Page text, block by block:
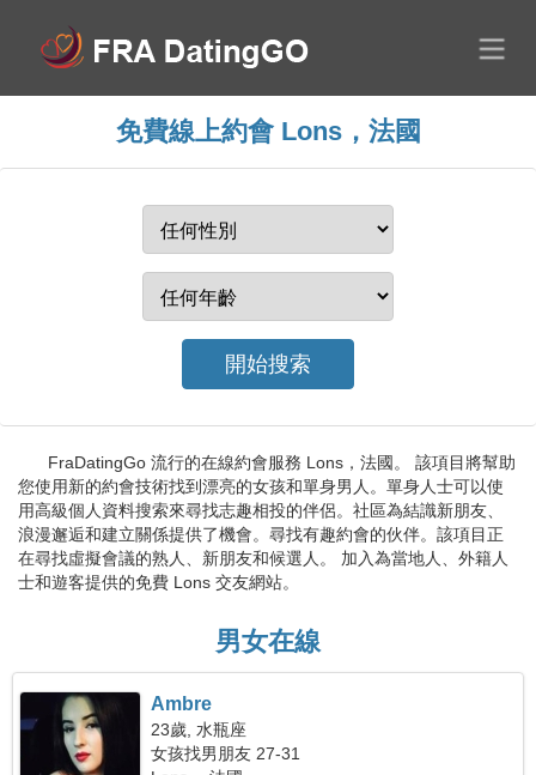
免費線上約會 Lons，法國
FraDatingGo 流行的在線約會服務 Lons，法國。 該項目將幫助
您使用新的約會技術找到漂亮的女孩和單身男人。單身人士可以使
用高級個人資料搜索來尋找志趣相投的伴侶。社區為結識新朋友、
浪漫邂逅和建立關係提供了機會。尋找有趣約會的伙伴。該項目正
在尋找虛擬會議的熟人、新朋友和候選人。 加入為當地人、外籍人
士和遊客提供的免費 Lons 交友網站。
男女在線
Ambre
23歲, 水瓶座
女孩找男朋友 27-31